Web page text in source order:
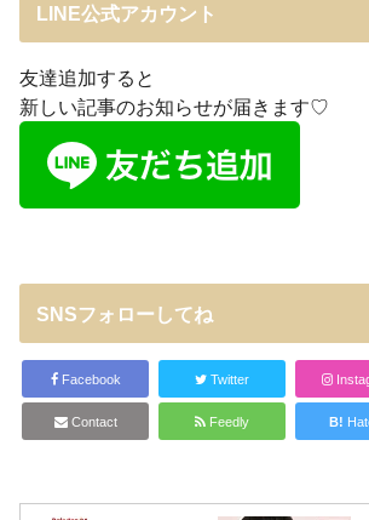
LINE公式アカウント
友達追加すると
新しい記事のお知らせが届きます♡
SNSフォローしてね
Facebook Twitter
Contact Feedly B!